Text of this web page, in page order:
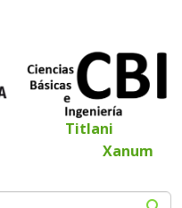
Titlani
Xanum